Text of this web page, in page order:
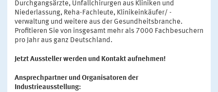
Durchgangsärzte, Unfallchirurgen aus Kliniken und
Niederlassung, Reha-Fachleute, Klinikeinkäufer/ -
verwaltung und weitere aus der Gesundheitsbranche.
Profitieren Sie von insgesamt mehr als 7000 Fachbesuchern
pro Jahr aus ganz Deutschland.
Jetzt Aussteller werden und Kontakt aufnehmen!
Ansprechpartner und Organisatoren der
Industrieausstellung: